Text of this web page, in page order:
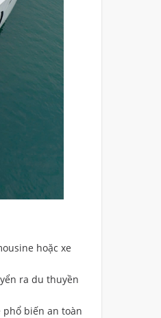
hoặc xe
ra du thuyền
phổ biến an toàn